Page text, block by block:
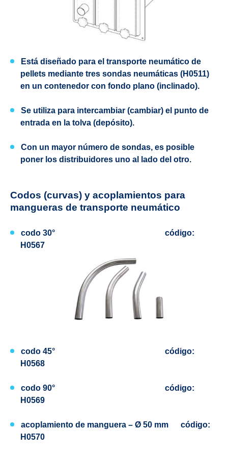
Está diseñado para el transporte neumático de
pellets mediante tres sondas neumáticas (H0511)
en un contenedor con fondo plano (inclinado).
Se utiliza para intercambiar (cambiar) el punto de
entrada en la tolva (depósito).
Con un mayor número de sondas, es posible
poner los distribuidores uno al lado del otro.
Codos (curvas) y acoplamientos para
mangueras de transporte neumático
codo 30° código:
H0567
codo 45° código:
H0568
codo 90° código:
H0569
acoplamiento de manguera – Ø 50 mm código:
H0570